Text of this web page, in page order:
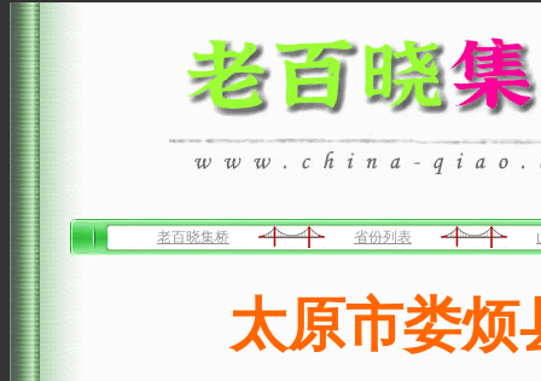
老百晓集桥 省份列表
太原市娄烦